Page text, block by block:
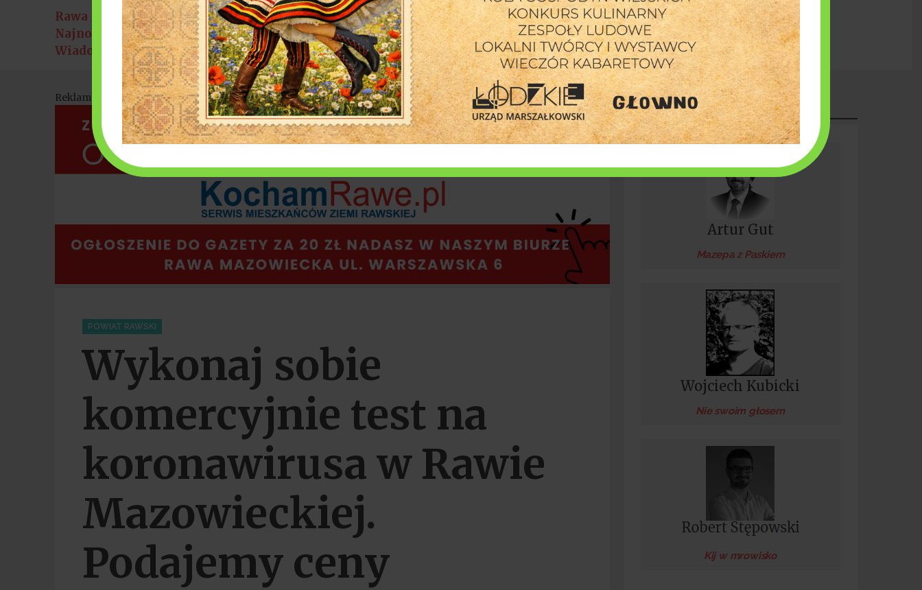
Rawa Mazowiecka
Najnowsze
Wiadomości:
tańca na starówce w Rawie Mazowieckiej
6 sierpnia 2026
Elektryki na polskich drogach. Rośnie liczba aut i punktów ładowania
6 sierpnia 2026 Żywiołowy piknik w parku miejskim [8 sierpnia]
Reklama
Categories
POWIAT RAWSKI
Wykonaj sobie
komercyjnie test na
koronawirusa w Rawie
Mazowieckiej.
Podajemy ceny
PUBLICYSTYKA
Artur Gut
Mazepa z Paskiem
Wojciech Kubicki
Nie swoim głosem
Kij w mrowisko